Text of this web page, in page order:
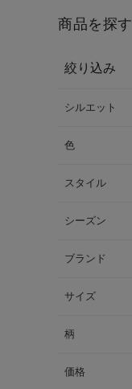
商品を探す
絞り込み
シルエット
色
スタイル
シーズン
ブランド
サイズ
柄
価格